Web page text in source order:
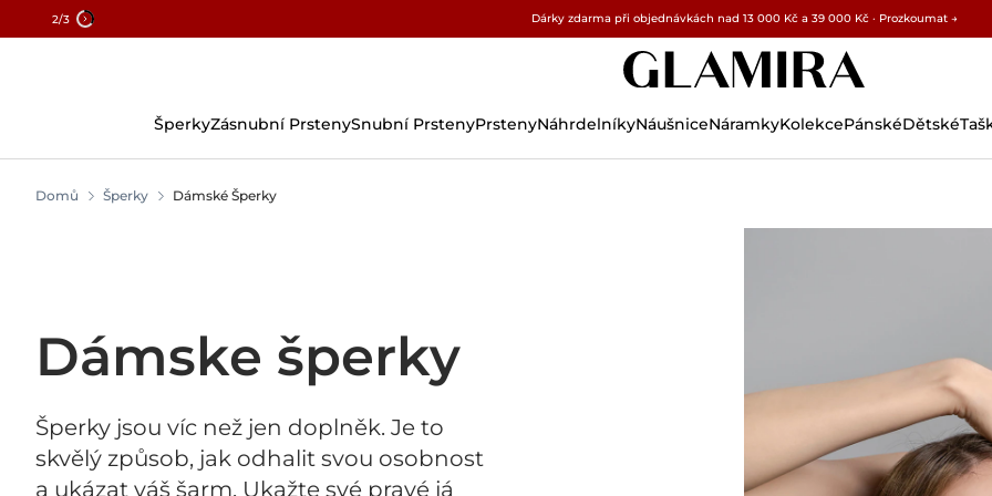
2/3 15% na všechny objednávky →
Dárky zdarma při objednávkách nad 13 000 Kč a 39 000 Kč · Prozkoumat →
✓ 60denní vrácení ✓ Zdarma úprava velikosti
ŠperkyZásnubní PrstenySnubní PrstenyPrstenyNáhrdelníkyNáušniceNáramkyKolekcePánskéDětské
Domů Šperky Dámské Šperky
Dámske šperky
Šperky jsou víc než jen doplněk. Je to
skvělý způsob, jak odhalit svou osobnost
a ukázat váš šarm. Ukažte své pravé já